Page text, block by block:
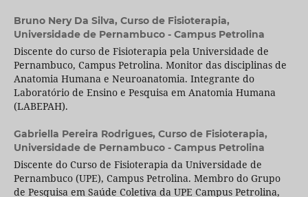
Bruno Nery Da Silva, Curso de Fisioterapia,
Universidade de Pernambuco - Campus Petrolina
Discente do curso de Fisioterapia pela Universidade de
Pernambuco, Campus Petrolina. Monitor das disciplinas de
Anatomia Humana e Neuroanatomia. Integrante do
Laboratório de Ensino e Pesquisa em Anatomia Humana
(LABEPAH).
Gabriella Pereira Rodrigues, Curso de Fisioterapia,
Universidade de Pernambuco - Campus Petrolina
Discente do Curso de Fisioterapia da Universidade de
Pernambuco (UPE), Campus Petrolina. Membro do Grupo
de Pesquisa em Saúde Coletiva da UPE Campus Petrolina,